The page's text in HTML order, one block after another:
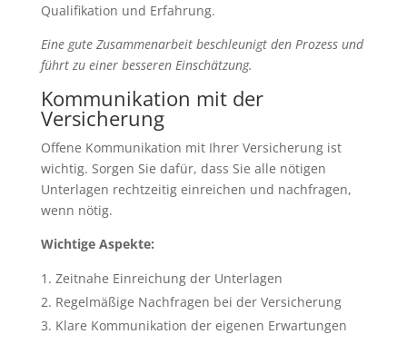
Qualifikation und Erfahrung.
Eine gute Zusammenarbeit beschleunigt den Prozess und
führt zu einer besseren Einschätzung.
Kommunikation mit der
Versicherung
Offene Kommunikation mit Ihrer Versicherung ist
wichtig. Sorgen Sie dafür, dass Sie alle nötigen
Unterlagen rechtzeitig einreichen und nachfragen,
wenn nötig.
Wichtige Aspekte:
Zeitnahe Einreichung der Unterlagen
Regelmäßige Nachfragen bei der Versicherung
Klare Kommunikation der eigenen Erwartungen